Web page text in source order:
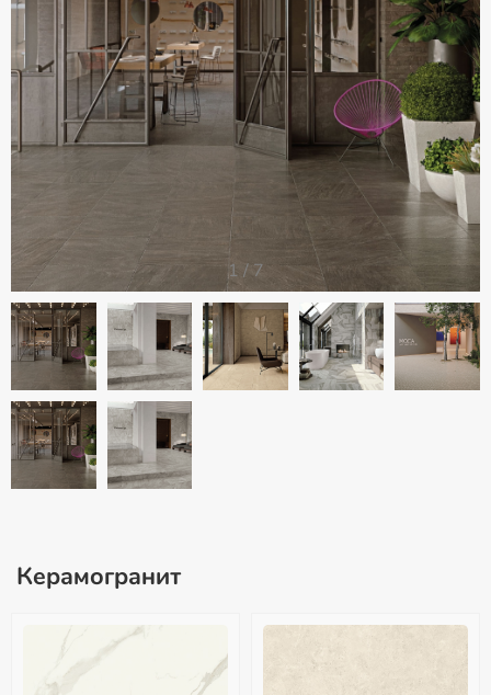
1 / 7
Керамогранит